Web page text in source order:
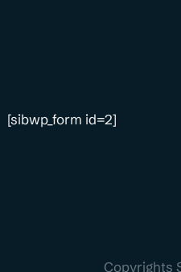
[sibwp_form id=2]
Copyrights